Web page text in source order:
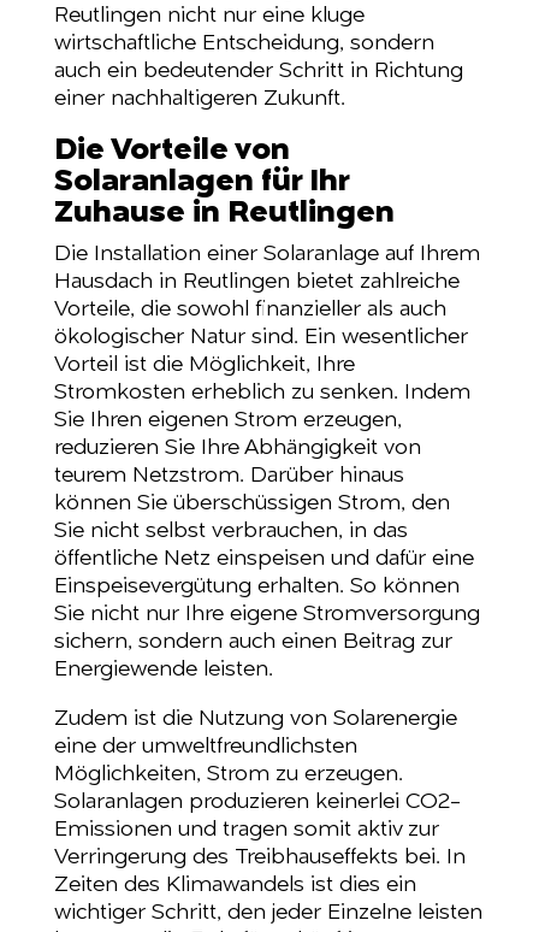
Reutlingen nicht nur eine kluge
wirtschaftliche Entscheidung, sondern
auch ein bedeutender Schritt in Richtung
einer nachhaltigeren Zukunft.
Die Vorteile von
Solaranlagen für Ihr
Zuhause in Reutlingen
Die Installation einer Solaranlage auf Ihrem
Hausdach in Reutlingen bietet zahlreiche
Vorteile, die sowohl finanzieller als auch
ökologischer Natur sind. Ein wesentlicher
Vorteil ist die Möglichkeit, Ihre
Stromkosten erheblich zu senken. Indem
Sie Ihren eigenen Strom erzeugen,
reduzieren Sie Ihre Abhängigkeit von
teurem Netzstrom. Darüber hinaus
können Sie überschüssigen Strom, den
Sie nicht selbst verbrauchen, in das
öffentliche Netz einspeisen und dafür eine
Einspeisevergütung erhalten. So können
Sie nicht nur Ihre eigene Stromversorgung
sichern, sondern auch einen Beitrag zur
Energiewende leisten.
Zudem ist die Nutzung von Solarenergie
eine der umweltfreundlichsten
Möglichkeiten, Strom zu erzeugen.
Solaranlagen produzieren keinerlei CO2-
Emissionen und tragen somit aktiv zur
Verringerung des Treibhauseffekts bei. In
Zeiten des Klimawandels ist dies ein
wichtiger Schritt, den jeder Einzelne leisten